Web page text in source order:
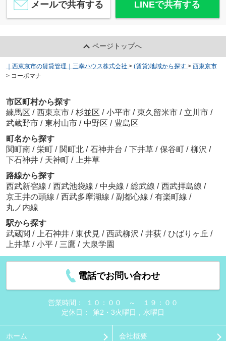
メールで共有する LINEで共有する
ページトップへ
｜西東京市の賃貸管理｜三幸ハウス株式会社 > (賃貸)地域から探す > 西東京市
> コーポマナ
市区町村から探す
練馬区 / 西東京市 / 杉並区 / 小平市 / 東久留米市 / 立川市 /
武蔵野市 / 東村山市 / 中野区 / 豊島区
町名から探す
関町南 / 栄町 / 関町北 / 石神井台 / 下井草 / 保谷町 / 柳沢 /
下石神井 / 天神町 /
上井草
路線から探す
西武新宿線 / 西武池袋線 / 中央線 / 総武線 / 西武拝島線 /
京王井の頭線 / 西武多摩湖線 / 副都心線 / 有楽町線 /
丸ノ内線
駅から探す
武蔵関 / 上石神井 / 東伏見 / 西武柳沢 / 井荻 / ひばりヶ丘 /
上井草 / 小平 / 三鷹 / 大泉学園
電話でお問い合わせ
営業時間：
１０：００ ～ １９：００
定休日：
第2・3火曜日，水曜日
ホーム 会社概要